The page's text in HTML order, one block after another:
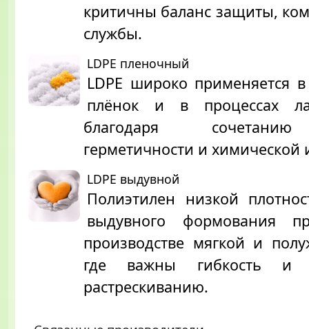
критичны баланс защиты,
службы.
LDPE пленочный
LDPE широко применяется в
плёнок и в процессах
благодаря
герметичности и химической
LDPE выдувной
Полиэтилен низкой
выдувного формования
производстве мягкой и
где важны гибкость и
растрескиванию.